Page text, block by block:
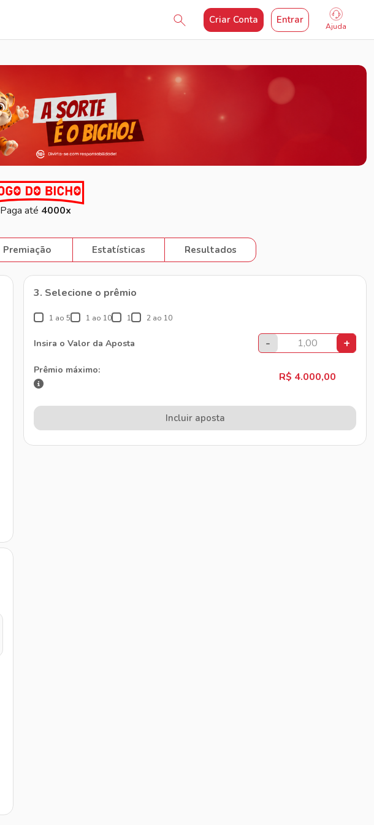
Criar Conta Entrar
Ajuda
Paga até 4000x
Premiação Estatísticas Resultados
3. Selecione o prêmio
1 ao 5 1 ao 10 1 2 ao 10
Insira o Valor da Aposta - +
Prêmio máximo:
R$ 4.000,00
Incluir aposta